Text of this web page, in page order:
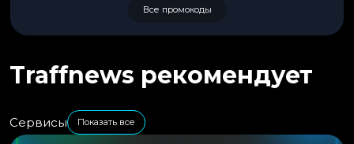
Все промокоды
Traffnews рекомендует
Сервисы Показать все